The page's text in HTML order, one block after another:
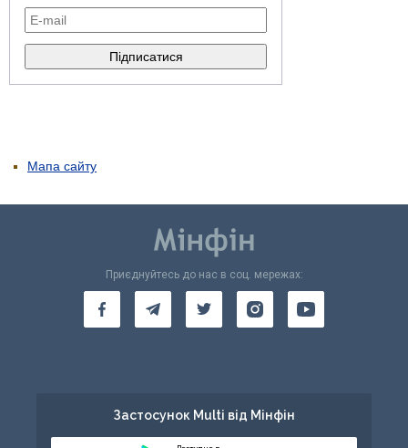
Мапа сайту
Приєднуйтесь до нас в соц. мережах:
Застосунок Multi від Мінфін